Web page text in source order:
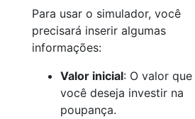
Para usar o simulador, você
precisará inserir algumas
informações:
Valor inicial: O valor que
você deseja investir na
poupança.